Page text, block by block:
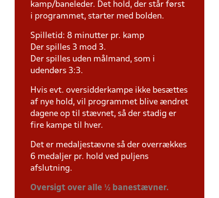
kamp/baneleder. Det hold, der står først
i programmet, starter med bolden.
Spilletid: 8 minutter pr. kamp
Der spilles 3 mod 3.
Der spilles uden målmand, som i
udendørs 3:3.
Hvis evt. oversidderkampe ikke besættes
af nye hold, vil programmet blive ændret
dagene op til stævnet, så der stadig er
fire kampe til hver.
Det er medaljestævne så der overrækkes
6 medaljer pr. hold ved puljens
afslutning.
Oversigt over alle ½ banestævner.